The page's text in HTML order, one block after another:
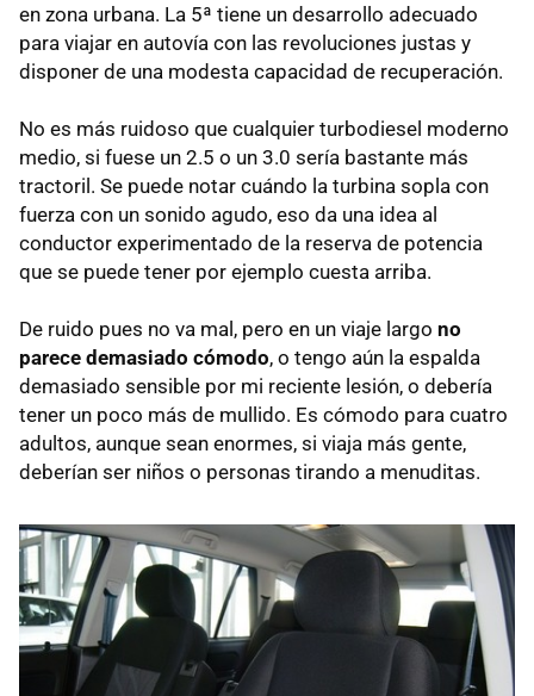
en zona urbana. La 5ª tiene un desarrollo adecuado
para viajar en autovía con las revoluciones justas y
disponer de una modesta capacidad de recuperación.
No es más ruidoso que cualquier turbodiesel moderno
medio, si fuese un 2.5 o un 3.0 sería bastante más
tractoril. Se puede notar cuándo la turbina sopla con
fuerza con un sonido agudo, eso da una idea al
conductor experimentado de la reserva de potencia
que se puede tener por ejemplo cuesta arriba.
De ruido pues no va mal, pero en un viaje largo no
parece demasiado cómodo, o tengo aún la espalda
demasiado sensible por mi reciente lesión, o debería
tener un poco más de mullido. Es cómodo para cuatro
adultos, aunque sean enormes, si viaja más gente,
deberían ser niños o personas tirando a menuditas.